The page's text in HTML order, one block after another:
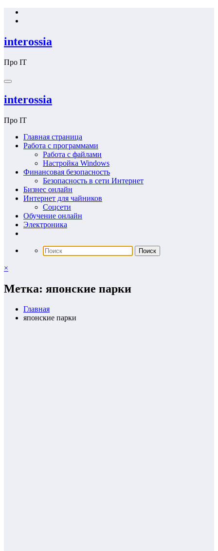
Перейти
interossia
Про IT
interossia
Про IT
Главная страница
Работа с программами
Работа с файлами
Настройка Windows
Финансовая безопасность
Безопасность в сети Интернет
Бизнес онлайн
Интернет для чайников
Соцсети
Обучение онлайн
Электроника
×
Метка: японские парки
Главная
японские парки